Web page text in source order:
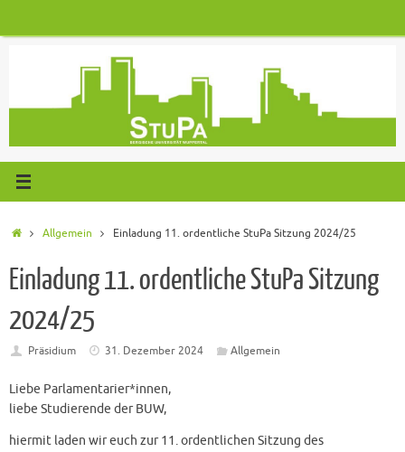
StartAllgemein Einladung 11. ordentliche StuPa Sitzung 2024/25
Einladung 11. ordentliche StuPa Sitzung
2024/25
Präsidium 31. Dezember 2024 Allgemein
Liebe Parlamentarier*innen,
liebe Studierende der BUW,
hiermit laden wir euch zur 11. ordentlichen Sitzung des